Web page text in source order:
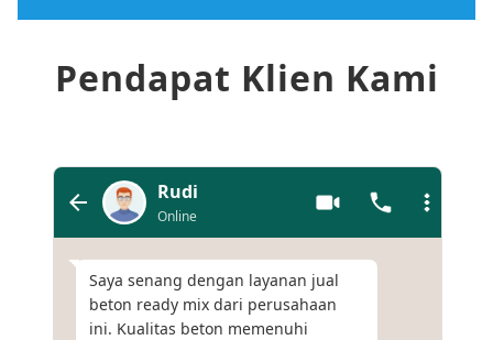
Pendapat Klien Kami
Rudi
Online
Saya senang dengan layanan jual
beton ready mix dari perusahaan
ini. Kualitas beton memenuhi